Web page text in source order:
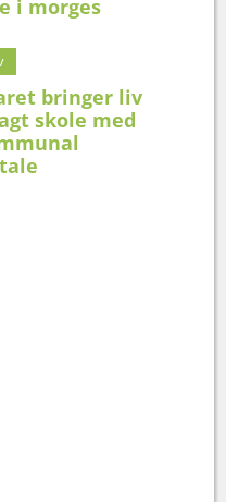
i morges
bringer liv
skole med